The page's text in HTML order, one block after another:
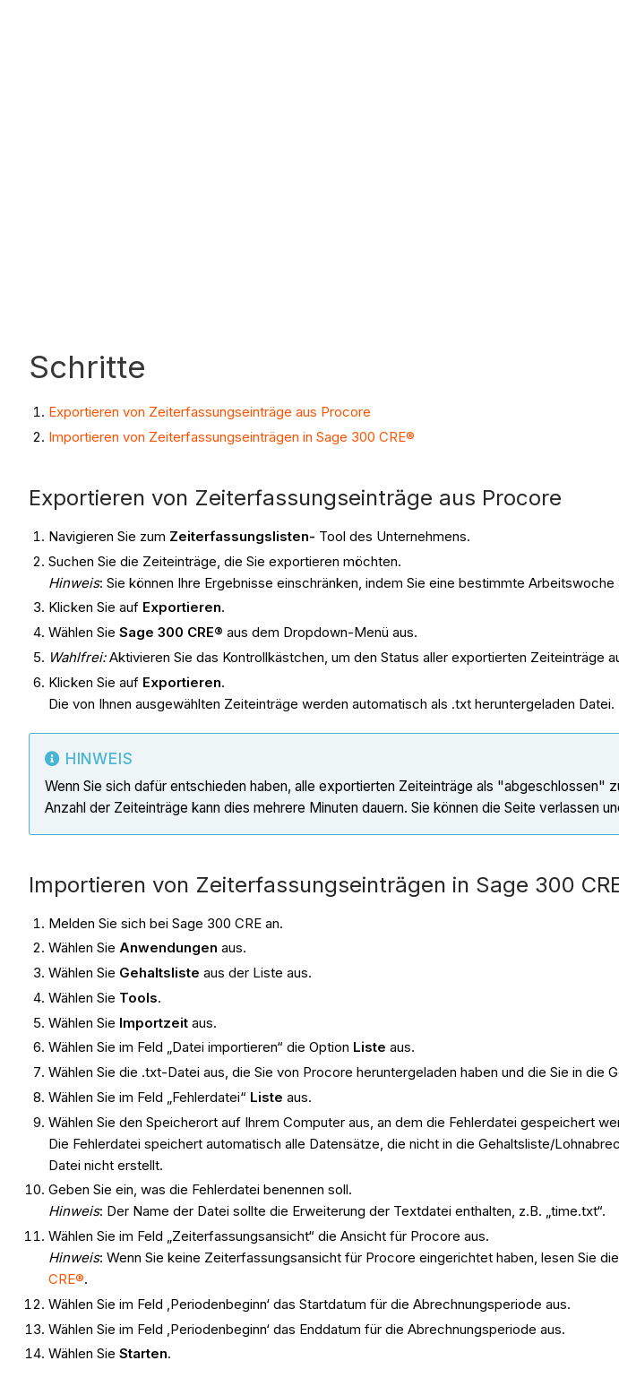
Schritte
Exportieren von Zeiterfassungseinträge aus Procore
Importieren von Zeiterfassungseinträgen in Sage 300 CRE®
Exportieren von Zeiterfassungseinträge aus Procore
Navigieren Sie zum Zeiterfassungslisten- Tool des Unternehmens.
Suchen Sie die Zeiteinträge, die Sie exportieren möchten.
Hinweis: Sie können Ihre Ergebnisse einschränken, indem Sie eine bestimmte
Klicken Sie auf Exportieren.
Wählen SieSage 300 CRE®aus dem Dropdown-Menü aus.
Wahlfrei:Aktivieren Sie das Kontrollkästchen, um den Status aller exportierten Zeiteinträge
Klicken Sie auf Exportieren.
Die von Ihnen ausgewählten Zeiteinträge werden automatisch als .txt heruntergeladen Datei.
HINWEIS
Wenn Sie sich dafür entschieden haben, alle exportierten Zeiteinträge als "abgeschlossen"
Anzahl der Zeiteinträge kann dies mehrere Minuten dauern. Sie können die Seite verlassen
Importieren von Zeiterfassungseinträgen in Sage 300
Melden Sie sich bei Sage 300 CRE an.
Wählen Sie Anwendungen aus.
Wählen Sie Gehaltsliste aus der Liste aus.
Wählen Sie Tools.
Wählen Sie Importzeit aus.
Wählen Sie im Feld „Datei importieren“ die Option Liste aus.
Wählen Sie die .txt-Datei aus, die Sie von Procore heruntergeladen haben und die Sie in die
Wählen Sie im Feld „Fehlerdatei“ Liste aus.
Wählen Sie den Speicherort auf Ihrem Computer aus, an dem die Fehlerdatei gespeichert
Die Fehlerdatei speichert automatisch alle Datensätze, die nicht in die Gehaltsliste/
Datei nicht erstellt.
Geben Sie ein, was die Fehlerdatei benennen soll.
Hinweis: Der Name der Datei sollte die Erweiterung der Textdatei enthalten, z.B. „time.txt“.
Wählen Sie im Feld „Zeiterfassungsansicht“ die Ansicht für Procore aus.
Hinweis: Wenn Sie keine Zeiterfassungsansicht für Procore eingerichtet haben, lesen Sie
CRE®.
Wählen Sie im Feld ‚Periodenbeginn‘ das Startdatum für die Abrechnungsperiode aus.
Wählen Sie im Feld ‚Periodenbeginn‘ das Enddatum für die Abrechnungsperiode aus.
Wählen SieStarten.